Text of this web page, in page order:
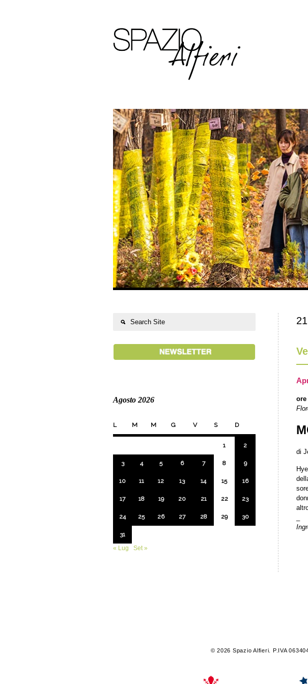
ore
di
Agosto 2026
L M M G V S D
1 2
3 4 5 6 7 8 9
10 11 12 13 14 15 16
17 18 19 20 21 22 23
24 25 26 27 28 29 30
31
« Lug
Set »
© 2026 Spazio Alfieri. P.IVA